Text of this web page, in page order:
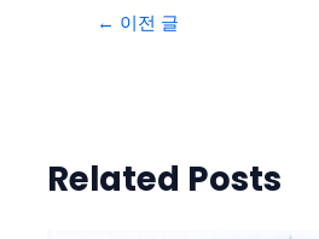
← 이전 글
Related Posts